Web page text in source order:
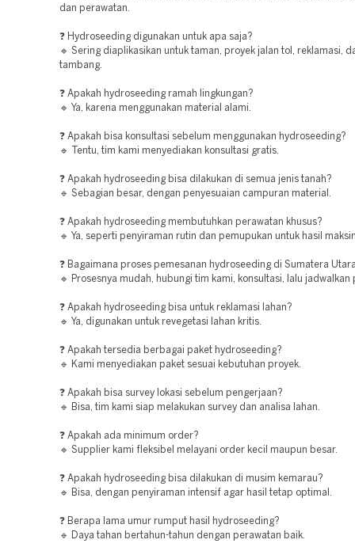
dan perawatan.
❓ Hydroseeding digunakan untuk apa saja?
🔹 Sering diaplikasikan untuk taman, proyek jalan tol, reklamasi,
tambang.
❓ Apakah hydroseeding ramah lingkungan?
🔹 Ya, karena menggunakan material alami.
❓ Apakah bisa konsultasi sebelum menggunakan hydroseeding?
🔹 Tentu, tim kami menyediakan konsultasi gratis.
❓ Apakah hydroseeding bisa dilakukan di semua jenis tanah?
🔹 Sebagian besar, dengan penyesuaian campuran material.
❓ Apakah hydroseeding membutuhkan perawatan khusus?
🔹 Ya, seperti penyiraman rutin dan pemupukan untuk hasil
❓ Bagaimana proses pemesanan hydroseeding di Sumatera
🔹 Prosesnya mudah, hubungi tim kami, konsultasi, lalu jadwalkan
❓ Apakah hydroseeding bisa untuk reklamasi lahan?
🔹 Ya, digunakan untuk revegetasi lahan kritis.
❓ Apakah tersedia berbagai paket hydroseeding?
🔹 Kami menyediakan paket sesuai kebutuhan proyek.
❓ Apakah bisa survey lokasi sebelum pengerjaan?
🔹 Bisa, tim kami siap melakukan survey dan analisa lahan.
❓ Apakah ada minimum order?
🔹 Supplier kami fleksibel melayani order kecil maupun besar.
❓ Apakah hydroseeding bisa dilakukan di musim kemarau?
🔹 Bisa, dengan penyiraman intensif agar hasil tetap optimal.
❓ Berapa lama umur rumput hasil hydroseeding?
🔹 Daya tahan bertahun-tahun dengan perawatan baik.